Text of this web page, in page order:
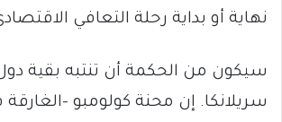
نهاية أو بداية رحلة التعافي
سيكون من الحكمة أن تنتبه بقية دول
سريلانكا. إن محنة كولومبو